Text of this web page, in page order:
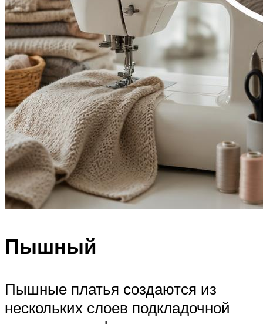
Пышный
Пышные платья создаются из
нескольких слоев подкладочной